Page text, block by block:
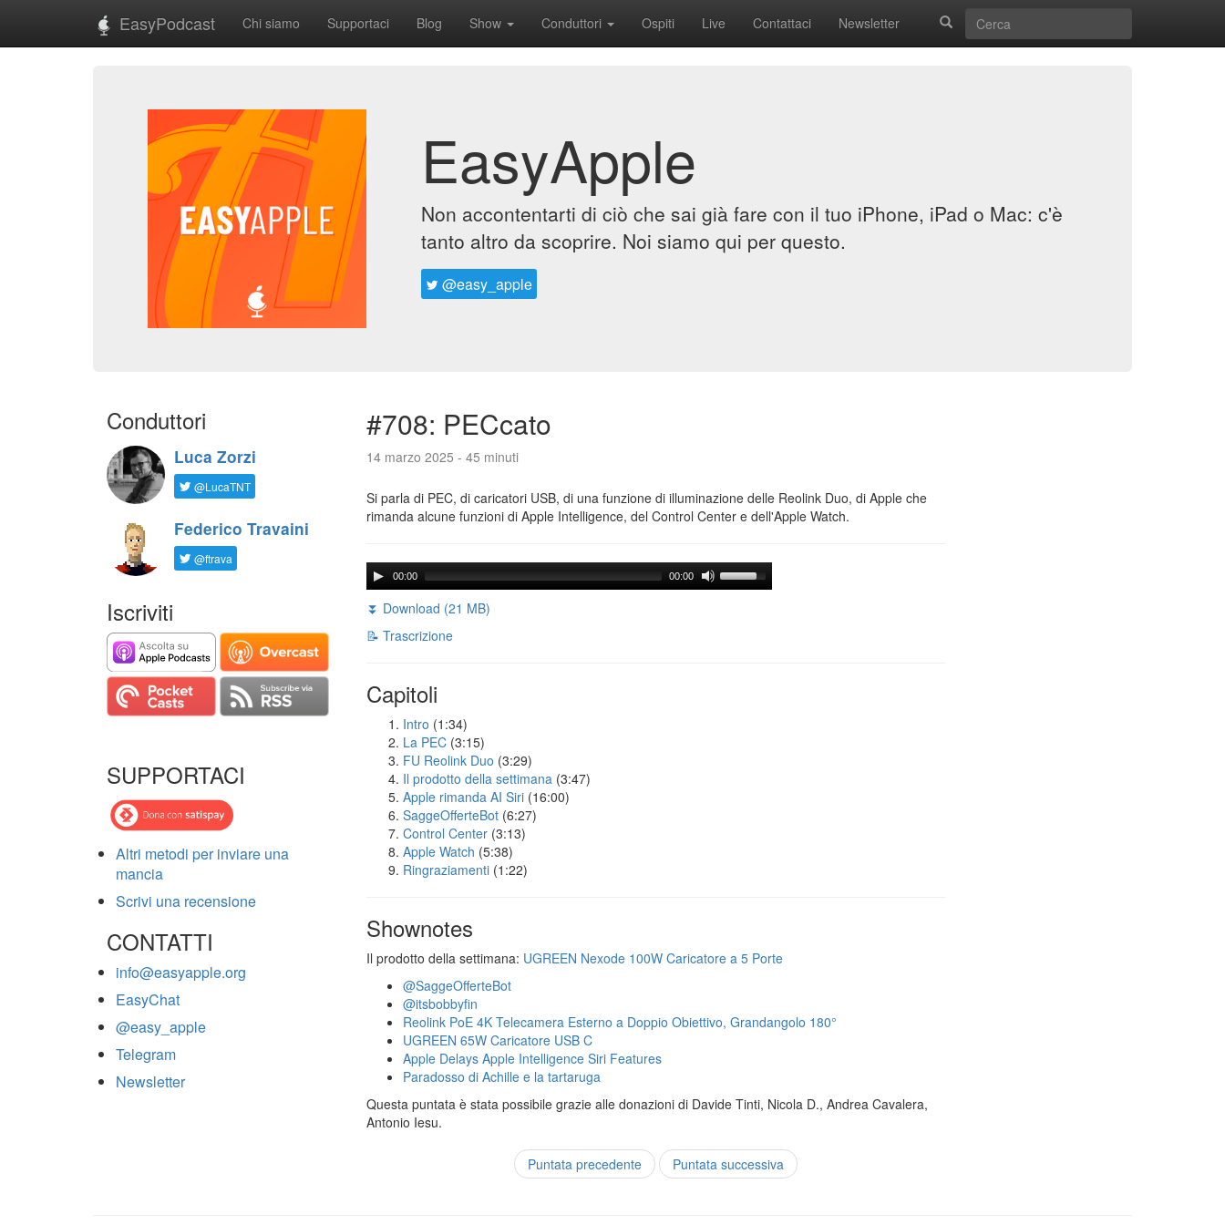
EasyPodcast Chi siamo Supportaci Blog Show Conduttori Ospiti Live Contattaci Newsletter
EasyApple
Non accontentarti di ciò che sai già fare con il tuo iPhone, iPad o Mac: c'è
tanto altro da scoprire. Noi siamo qui per questo.
@easy_apple
Conduttori
Luca Zorzi
@LucaTNT
Federico Travaini
@ftrava
Iscriviti
SUPPORTACI
Altri metodi per inviare una
mancia
Scrivi una recensione
CONTATTI
info@easyapple.org
EasyChat
@easy_apple
Telegram
Newsletter
#708: PECcato
14 marzo 2025 - 45 minuti
Si parla di PEC, di caricatori USB, di una funzione di illuminazione delle Reolink Duo, di Apple che
rimanda alcune funzioni di Apple Intelligence, del Control Center e dell'Apple Watch.
00:00 00:00
⏬ Download (21 MB)
📝 Trascrizione
Capitoli
Intro (1:34)
La PEC (3:15)
FU Reolink Duo (3:29)
Il prodotto della settimana (3:47)
Apple rimanda AI Siri (16:00)
SaggeOfferteBot (6:27)
Control Center (3:13)
Apple Watch (5:38)
Ringraziamenti (1:22)
Shownotes
Il prodotto della settimana: UGREEN Nexode 100W Caricatore a 5 Porte
@SaggeOfferteBot
@itsbobbyfin
Reolink PoE 4K Telecamera Esterno a Doppio Obiettivo, Grandangolo 180°
UGREEN 65W Caricatore USB C
Apple Delays Apple Intelligence Siri Features
Paradosso di Achille e la tartaruga
Questa puntata è stata possibile grazie alle donazioni di Davide Tinti, Nicola D., Andrea Cavalera,
Antonio Iesu.
Puntata precedente Puntata successiva